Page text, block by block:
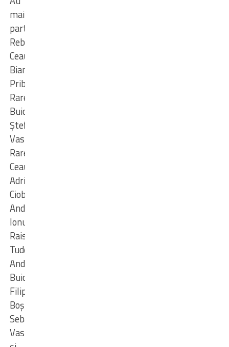
mai
participat:
Rebeca
Ceaușescu,
Bianca
Pribeagu,
Rareș
Buicea,
Ștefan
Vasiloiu,
Rareș
Ceaușescu,
Adrian
Ciobanu,
Andrei
Ionuț,
Raisa
Tudor,
Andra
Buicea,
Filip
Boștinaru,
Sebastian
Vasiloiu